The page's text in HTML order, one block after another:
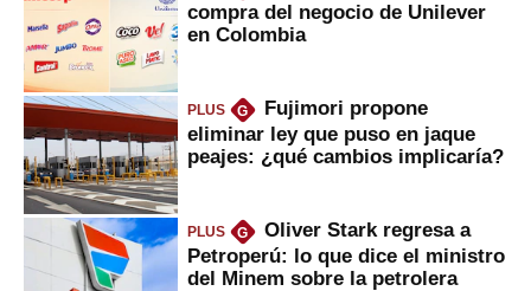
compra del negocio de Unilever
en Colombia
PLUS G
Fujimori propone
eliminar ley que puso en jaque
peajes: ¿qué cambios implicaría?
PLUS G
Oliver Stark regresa a
Petroperú: lo que dice el ministro
del Minem sobre la petrolera